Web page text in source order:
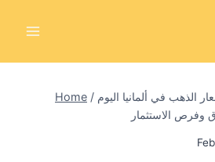
Home / الذهب في ألمانيا اليوم